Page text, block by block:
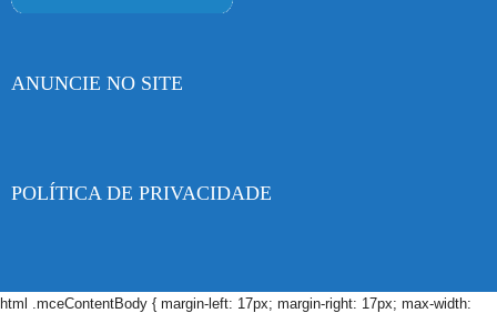
ANUNCIE NO SITE
POLÍTICA DE PRIVACIDADE
html .mceContentBody { margin-left: 17px; margin-right: 17px; max-width: